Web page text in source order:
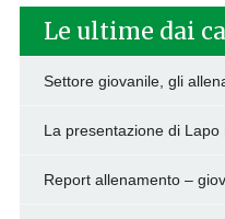
Le ultime dai
Settore giovanile, gli
La presentazione di Lapo
Report allenamento –